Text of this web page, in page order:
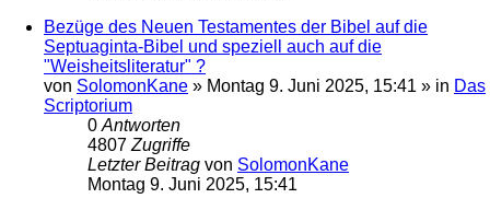
Bezüge des Neuen Testamentes der Bibel auf die
Septuaginta-Bibel und speziell auch auf die
"Weisheitsliteratur" ?
von SolomonKane » Montag 9. Juni 2025, 15:41 » in Das
Scriptorium
0 Antworten
4807 Zugriffe
Letzter Beitrag von SolomonKane
Montag 9. Juni 2025, 15:41